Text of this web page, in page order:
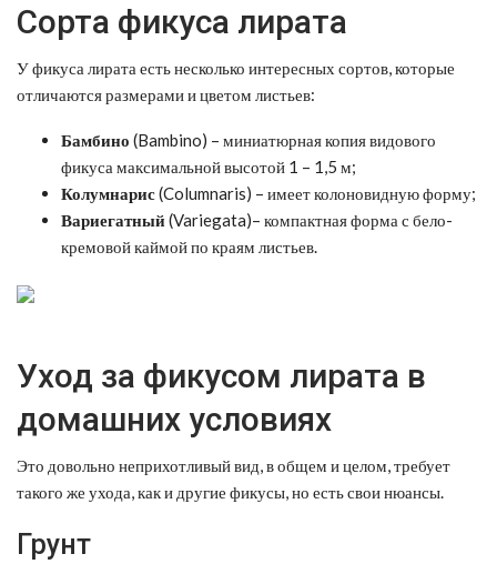
Сорта фикуса лирата
У фикуса лирата есть несколько интересных сортов, которые
отличаются размерами и цветом листьев:
Бамбино (Bambino) – миниатюрная копия видового
фикуса максимальной высотой 1 – 1,5 м;
Колумнарис(Columnaris) – имеет колоновидную форму;
Вариегатный(Variegata)– компактная форма с бело-
кремовой каймой по краям листьев.
Уход за фикусом лирата в
домашних условиях
Это довольно неприхотливый вид, в общем и целом, требует
такого же ухода, как и другие фикусы, но есть свои нюансы.
Грунт